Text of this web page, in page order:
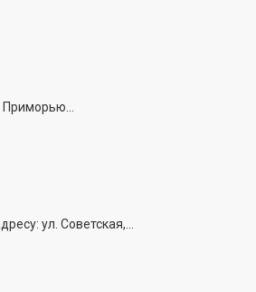
ул. Советская,...